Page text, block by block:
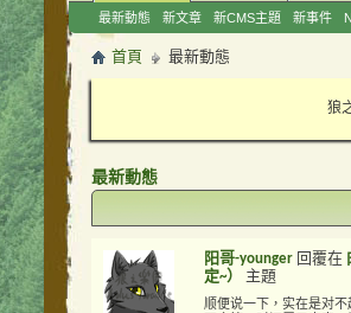
最新動態 新文章 新CMS主題 新事件
首頁 最新動態
狼
最新動態
阳哥-younger 回覆在
定~）
主題
顺便说一下，实在是对